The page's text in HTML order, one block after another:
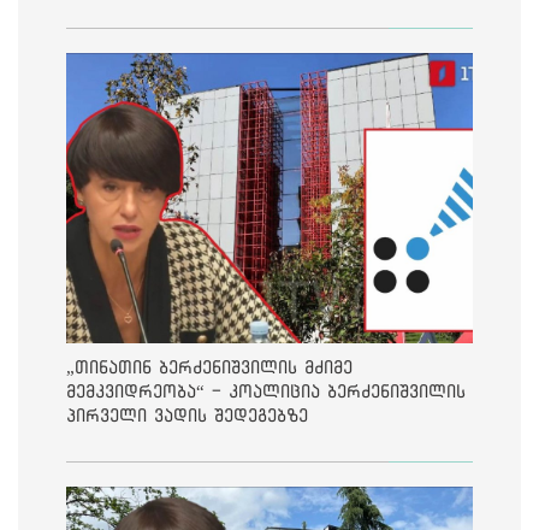
„თინათინ ბერძენიშვილის მძიმე
მემკვიდრეობა“ - კოალიცია ბერძენიშვილის
პირველი ვადის შედეგებზე